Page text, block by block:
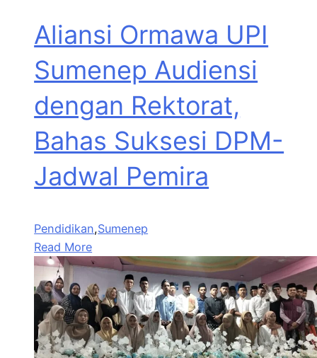
Aliansi Ormawa UPI
Sumenep Audiensi
dengan Rektorat,
Bahas Suksesi DPM-
Jadwal Pemira
Pendidikan,Sumenep
Read More